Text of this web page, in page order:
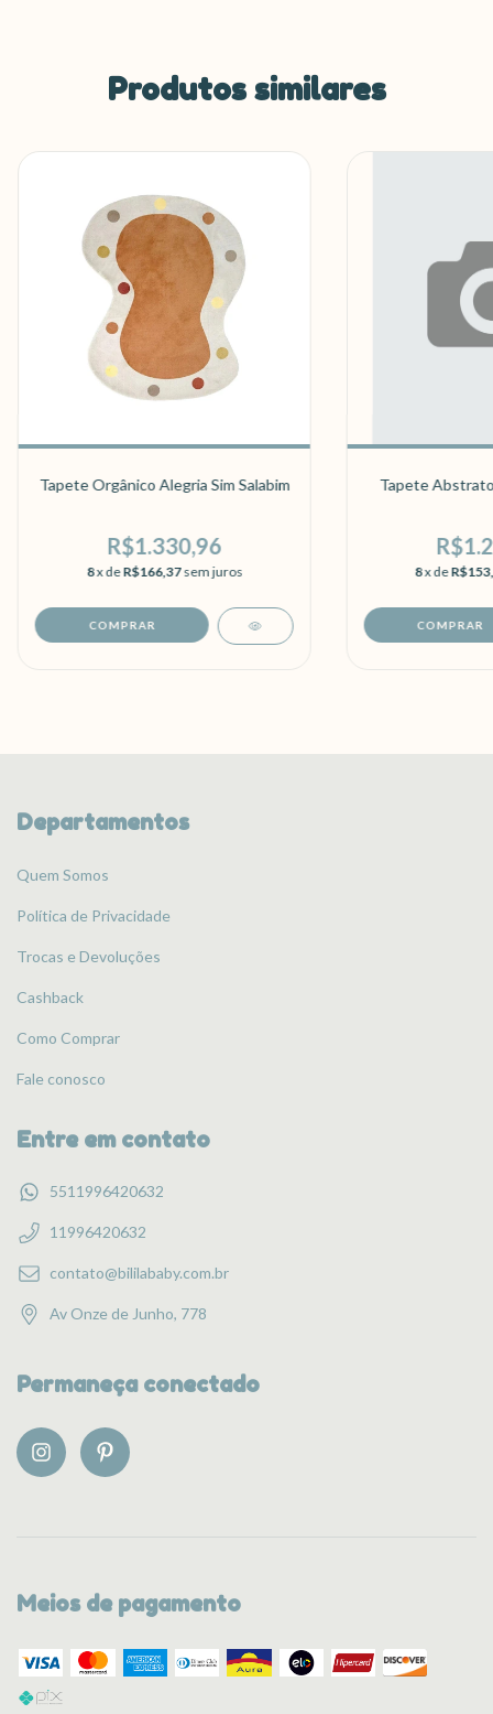
Produtos similares
Tapete Orgânico Alegria Sim Salabim
R$1.330,96
8x deR$166,37sem juros
Tapete
8x de
Departamentos
Quem Somos
Política de Privacidade
Trocas e Devoluções
Cashback
Como Comprar
Fale conosco
Entre em contato
5511996420632
11996420632
contato@bililababy.com.br
Av Onze de Junho, 778
Permaneça conectado
Meios de pagamento